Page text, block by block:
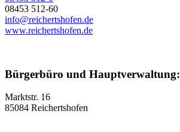
08453 512-60
info@reichertshofen.de
www.reichertshofen.de
Bürgerbüro und Hauptverwaltung:
Marktstr. 16
85084 Reichertshofen